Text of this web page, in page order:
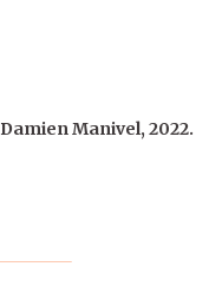
Damien Manivel, 2022.